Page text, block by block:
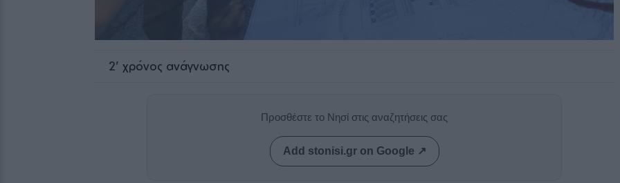
2' χρόνος ανάγνωσης
Προσθέστε το Νησί στις αναζητήσεις σας
Add stonisi.gr on Google ↗